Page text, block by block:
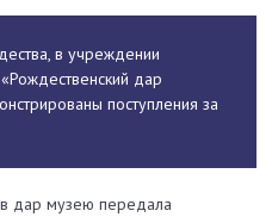
в учреждении
дар
поступления за
в дар музею передала